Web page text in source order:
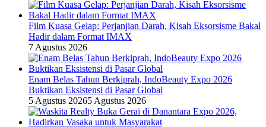
Film Kuasa Gelap: Perjanjian Darah, Kisah Eksorsisme Bakal
Hadir dalam Format IMAX
7 Agustus 2026
Enam Belas Tahun Berkiprah, IndoBeauty Expo 2026
Buktikan Eksistensi di Pasar Global
5 Agustus 20265 Agustus 2026